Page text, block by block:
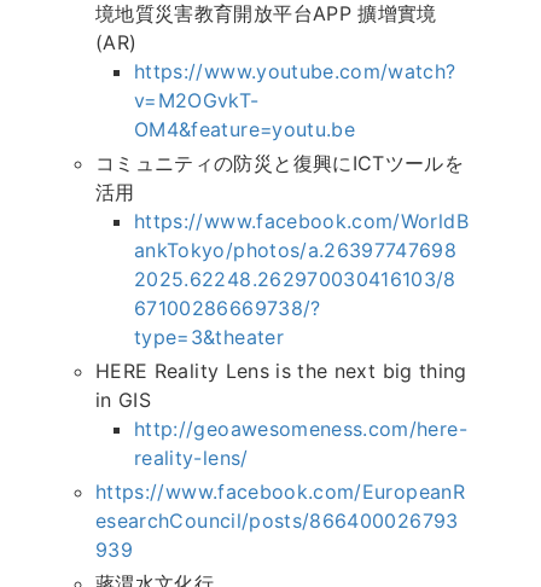
境地質災害教育開放平台APP 擴增實境
(AR)
https://www.youtube.com/watch?
v=M2OGvkT-
OM4&feature=youtu.be
コミュニティの防災と復興にICTツールを
活用
https://www.facebook.com/WorldB
ankTokyo/photos/a.26397747698
2025.62248.262970030416103/8
67100286669738/?
type=3&theater
HERE Reality Lens is the next big thing
in GIS
http://geoawesomeness.com/here-
reality-lens/
https://www.facebook.com/EuropeanR
esearchCouncil/posts/866400026793
939